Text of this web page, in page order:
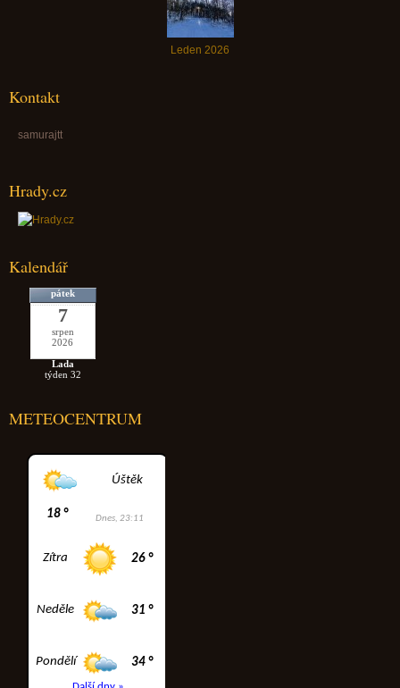
Leden 2026
Kontakt
samurajtt
Hrady.cz
Kalendář
pátek
7
srpen
2026
Lada
týden 32
METEOCENTRUM